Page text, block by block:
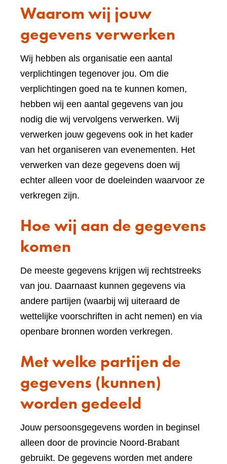
Waarom wij jouw
gegevens verwerken
Wij hebben als organisatie een aantal
verplichtingen tegenover jou. Om die
verplichtingen goed na te kunnen komen,
hebben wij een aantal gegevens van jou
nodig die wij vervolgens verwerken. Wij
verwerken jouw gegevens ook in het kader
van het organiseren van evenementen. Het
verwerken van deze gegevens doen wij
echter alleen voor de doeleinden waarvoor ze
verkregen zijn.
Hoe wij aan de gegevens
komen
De meeste gegevens krijgen wij rechtstreeks
van jou. Daarnaast kunnen gegevens via
andere partijen (waarbij wij uiteraard de
wettelijke voorschriften in acht nemen) en via
openbare bronnen worden verkregen.
Met welke partijen de
gegevens (kunnen)
worden gedeeld
Jouw persoonsgegevens worden in beginsel
alleen door de provincie Noord-Brabant
gebruikt. De gegevens worden met andere